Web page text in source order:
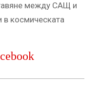
между САЩ и
в космическата